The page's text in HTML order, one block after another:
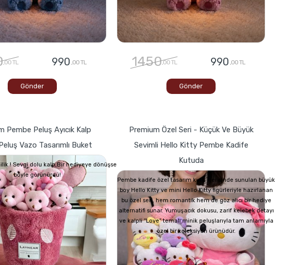
,00 TL 990 ,00 TL
Gönder
1450,00 TL 990 ,00 TL
Gönder
Pembe Peluş Ayıcık Kalp
Vazo Tasarımlı Buket
! Sevgi dolu kalp,Bir hediyeye dönüşse
böyle görünürdü!
Premium Özel Seri - Küçük Ve Büyük
Sevimli Hello Kitty Pembe Kadife
Kutuda
Pembe kadife özel tasarım kutu içerisinde sunulan büyük
boy Hello Kitty ve mini Hello Kitty figürleriyle hazırlanan
bu özel seri, hem romantik hem de göz alıcı bir hediye
alternatifi sunar. Yumuşacık dokusu, zarif kelebek detayı
ve kalpli “Love” temalı minik peluşlarıyla tam anlamıyla
özel bir koleksiyon ürünüdür.